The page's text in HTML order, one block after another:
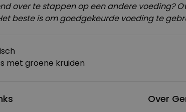
over te stappen op een andere voeding?
beste is om goedgekeurde voeding te
met groene kruiden
Over